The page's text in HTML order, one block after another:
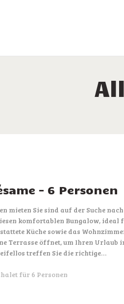
DIE
– 6 Personen
mieten Sie sind auf der Suche
komfortablen Bungalow, ideal
Küche sowie das
Terrasse öffnet, um Ihren Urlaub
treffen Sie die richtige…
für 6 Personen